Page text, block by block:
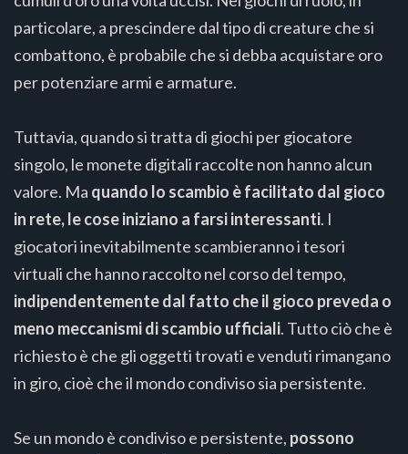
particolare, a prescindere dal tipo di creature che si
combattono, è probabile che si debba acquistare oro
per potenziare armi e armature.
Tuttavia, quando si tratta di giochi per giocatore
singolo, le monete digitali raccolte non hanno alcun
valore. Ma quando lo scambio è facilitato dal gioco
in rete, le cose iniziano a farsi interessanti. I
giocatori inevitabilmente scambieranno i tesori
virtuali che hanno raccolto nel corso del tempo,
indipendentemente dal fatto che il gioco preveda o
meno meccanismi di scambio ufficiali. Tutto ciò che è
richiesto è che gli oggetti trovati e venduti rimangano
in giro, cioè che il mondo condiviso sia persistente.
Se un mondo è condiviso e persistente, possono